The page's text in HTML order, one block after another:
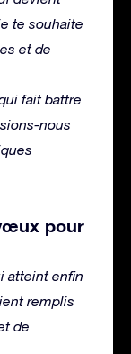
te souhaite
et de
fait battre
nous
pour
atteint enfin
remplis
de